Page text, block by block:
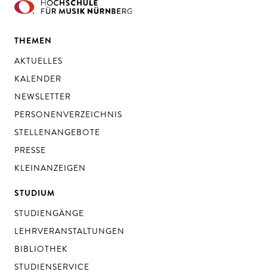
THEMEN
AKTUELLES
KALENDER
NEWSLETTER
PERSONENVERZEICHNIS
STELLENANGEBOTE
PRESSE
KLEINANZEIGEN
STUDIUM
STUDIENGÄNGE
LEHRVERANSTALTUNGEN
BIBLIOTHEK
STUDIENSERVICE